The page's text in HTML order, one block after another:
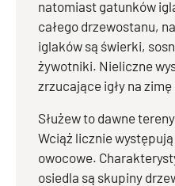
natomiast gatunków
całego drzewostanu,
iglaków są świerki,
żywotniki. Nieliczne
zrzucające igły na
Służew to dawne
Wciąż licznie
owocowe.
osiedla są skupiny